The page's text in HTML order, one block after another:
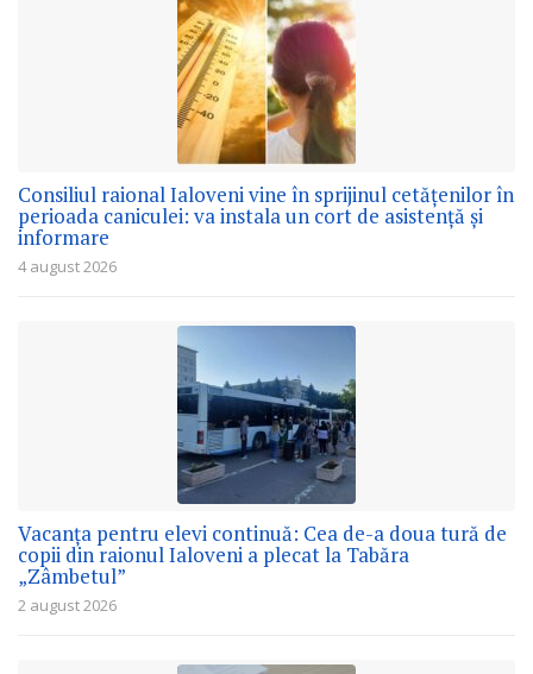
Consiliul raional Ialoveni vine în sprijinul cetățenilor în
perioada caniculei: va instala un cort de asistență și
informare
4 august 2026
Vacanța pentru elevi continuă: Cea de-a doua tură de
copii din raionul Ialoveni a plecat la Tabăra
„Zâmbetul”
2 august 2026